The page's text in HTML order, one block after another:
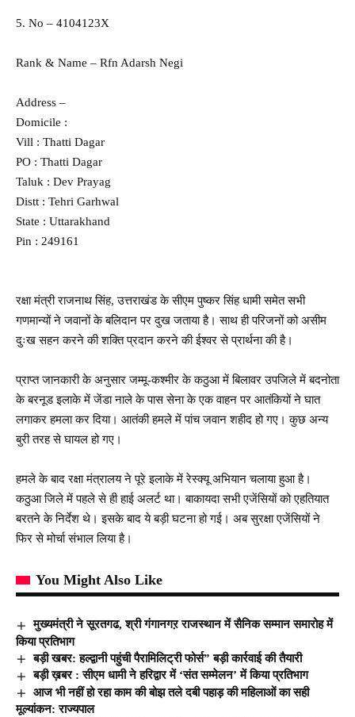
5. No – 4104123X
Rank & Name – Rfn Adarsh Negi
Address –
Domicile :
Vill : Thatti Dagar
PO : Thatti Dagar
Taluk : Dev Prayag
Distt : Tehri Garhwal
State : Uttarakhand
Pin : 249161
रक्षा मंत्री राजनाथ सिंह, उत्तराखंड के सीएम पुष्कर सिंह धामी समेत सभी
गणमान्यों ने जवानों के बलिदान पर दुख जताया है। साथ ही परिजनों को असीम
दुःख सहन करने की शक्ति प्रदान करने की ईश्वर से प्रार्थना की है।
प्राप्त जानकारी के अनुसार जम्मू-कश्मीर के कठुआ में बिलावर उपजिले में बदनोता
के बरनूड इलाके में जेंडा नाले के पास सेना के एक वाहन पर आतंकियों ने घात
लगाकर हमला कर दिया। आतंकी हमले में पांच जवान शहीद हो गए। कुछ अन्य
बुरी तरह से घायल हो गए।
हमले के बाद रक्षा मंत्रालय ने पूरे इलाके में रेस्क्यू अभियान चलाया हुआ है।
कठुआ जिले में पहले से ही हाई अलर्ट था। बाकायदा सभी एजेंसियों को एहतियात
बरतने के निर्देश थे। इसके बाद ये बड़ी घटना हो गई। अब सुरक्षा एजेंसियों ने
फिर से मोर्चा संभाल लिया है।
You Might Also Like
मुख्यमंत्री ने सूरतगढ, श्री गंगानगऱ राजस्थान में सैनिक सम्मान समारोह में
किया प्रतिभाग
बड़ी खबर: हल्द्वानी पहुंची पैरामिलिट्री फोर्स” बड़ी कार्रवाई की तैयारी
बड़ी ख़बर : सीएम धामी ने हरिद्वार में ‘संत सम्मेलन’ में किया प्रतिभाग
आज भी नहीं हो रहा काम की बोझ तले दबी पहाड़ की महिलाओं का सही
मूल्यांकन: राज्यपाल